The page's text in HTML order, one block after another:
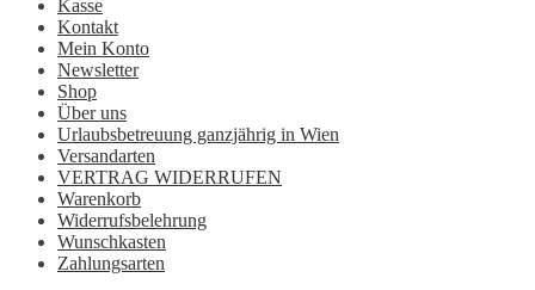
Kasse
Kontakt
Mein Konto
Newsletter
Shop
Über uns
Urlaubsbetreuung ganzjährig in Wien
Versandarten
VERTRAG WIDERRUFEN
Warenkorb
Widerrufsbelehrung
Wunschkasten
Zahlungsarten